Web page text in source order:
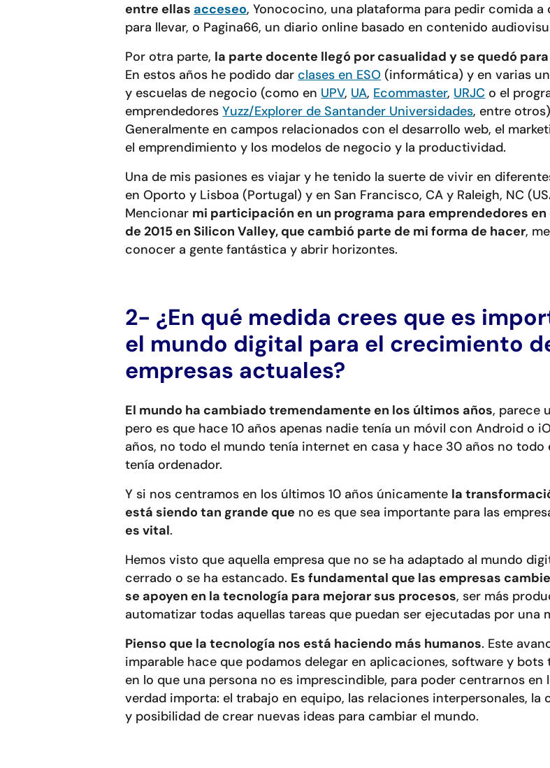
entre ellas acceseo, Yonococino, una plataforma para pedir comida
para llevar, o Pagina66, un diario online basado en contenido
Por otra parte, la parte docente llegó por casualidad y se quedó
En estos años he podido dar clases en ESO (informática) y en varias
y escuelas de negocio (como en UPV, UA, Ecommaster, URJC o el
emprendedoresYuzz/Explorer de Santander Universidades, entre
Generalmente en campos relacionados con el desarrollo web, el
el emprendimiento y los modelos de negocio y la productividad.
Una de mis pasiones es viajar y he tenido la suerte de vivir en
en Oporto y Lisboa (Portugal) y en San Francisco, CA y Raleigh, NC
Mencionar mi participación en un programa para emprendedores en
de 2015 en Silicon Valley, que cambió parte de mi forma de hacer,
conocer a gente fantástica y abrir horizontes.
2- ¿En qué medida crees que es
el mundo digital para el crecimiento
empresas actuales?
El mundo ha cambiado tremendamente en los últimos años, parece
pero es que hace 10 años apenas nadie tenía un móvil con Android o
años, no todo el mundo tenía internet en casa y hace 30 años no todo
tenía ordenador.
Y si nos centramos en los últimos 10 años únicamente la
está siendo tan grande que no es que sea importante para las
es vital.
Hemos visto que aquella empresa que no se ha adaptado al mundo
cerrado o se ha estancado. Es fundamental que las empresas
se apoyen en la tecnología para mejorar sus procesos, ser más
automatizar todas aquellas tareas que puedan ser ejecutadas por una
Pienso que la tecnología nos está haciendo más humanos. Este
imparable hace que podamos delegar en aplicaciones, software y bots
en lo que una persona no es imprescindible, para poder centrarnos en
verdad importa: el trabajo en equipo, las relaciones interpersonales, la
y posibilidad de crear nuevas ideas para cambiar el mundo.